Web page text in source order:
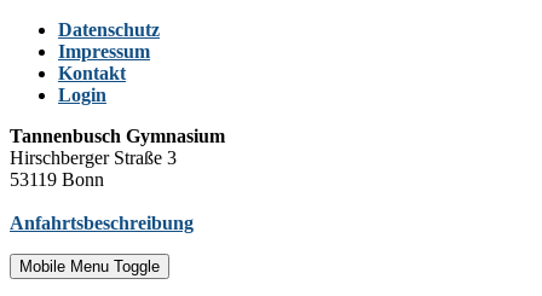
Datenschutz
Impressum
Kontakt
Login
Tannenbusch Gymnasium
Hirschberger Straße 3
53119 Bonn
Anfahrtsbeschreibung
Mobile Menu Toggle